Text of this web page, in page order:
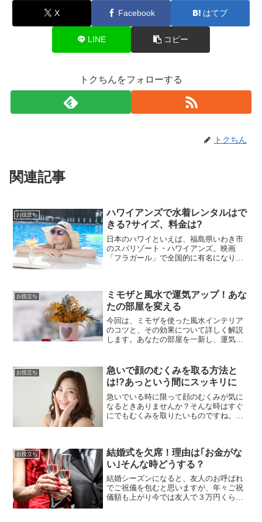
X Facebook はてブ
LINE コピー
トクちんをフォローする
トクちん
関連記事
お役立ち
ハワイアンズで水着レンタルはで
きる?サイズ、料金は?
日本のハワイといえば、福島県いわき市
のスパリゾート・ハワイアンズ。映画
「フラガール」で全国的に有名になりま
参しなくとも大丈夫！レンタ...
お役立ち
ミモザと風水で運気アップ！あな
たの部屋を変える
今回は、ミモザを使った風水インテリア
のコツと、その効果について詳しく解説
します。あなたの部屋を一新し、運気を
議な関係ミモザは風水で活用できるので
しょうか？モミザの意味と...
お役立ち
急いで顔のむくみを取る方法と
は!?あっという間にスッキリに
急いでいる時に限って顔のむくみが気に
なるときありませんか？そんな時はすぐ
にでもむくみを取りたいものですね。マ
に試して下さい。冷やして...
お役立ち
結婚式を欠席！理由は｢お金がな
い｣そんな時どうする？
結婚シーズンになると、友人のお呼ばれ
でご祝儀を包むと思いますが、年々ご祝
儀額も上がり今では友人で３万円くらい